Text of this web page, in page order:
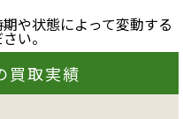
や状態によって変動する
い。
買取実績